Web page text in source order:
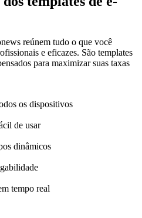
reúnem tudo o que você
e eficazes. São templates
para maximizar suas taxas
os dispositivos
de usar
dinâmicos
tempo real